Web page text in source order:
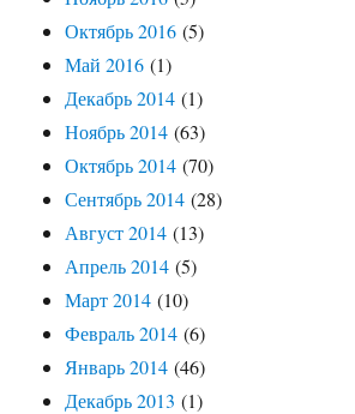
Октябрь 2016 (5)
Май 2016 (1)
Декабрь 2014 (1)
Ноябрь 2014 (63)
Октябрь 2014 (70)
Сентябрь 2014 (28)
Август 2014 (13)
Апрель 2014 (5)
Март 2014 (10)
Февраль 2014 (6)
Январь 2014 (46)
Декабрь 2013 (1)